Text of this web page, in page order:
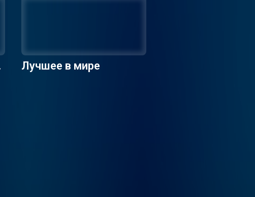
Лучшее в мире